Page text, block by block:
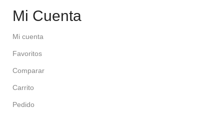
Mi Cuenta
Mi cuenta
Favoritos
Comparar
Carrito
Pedido